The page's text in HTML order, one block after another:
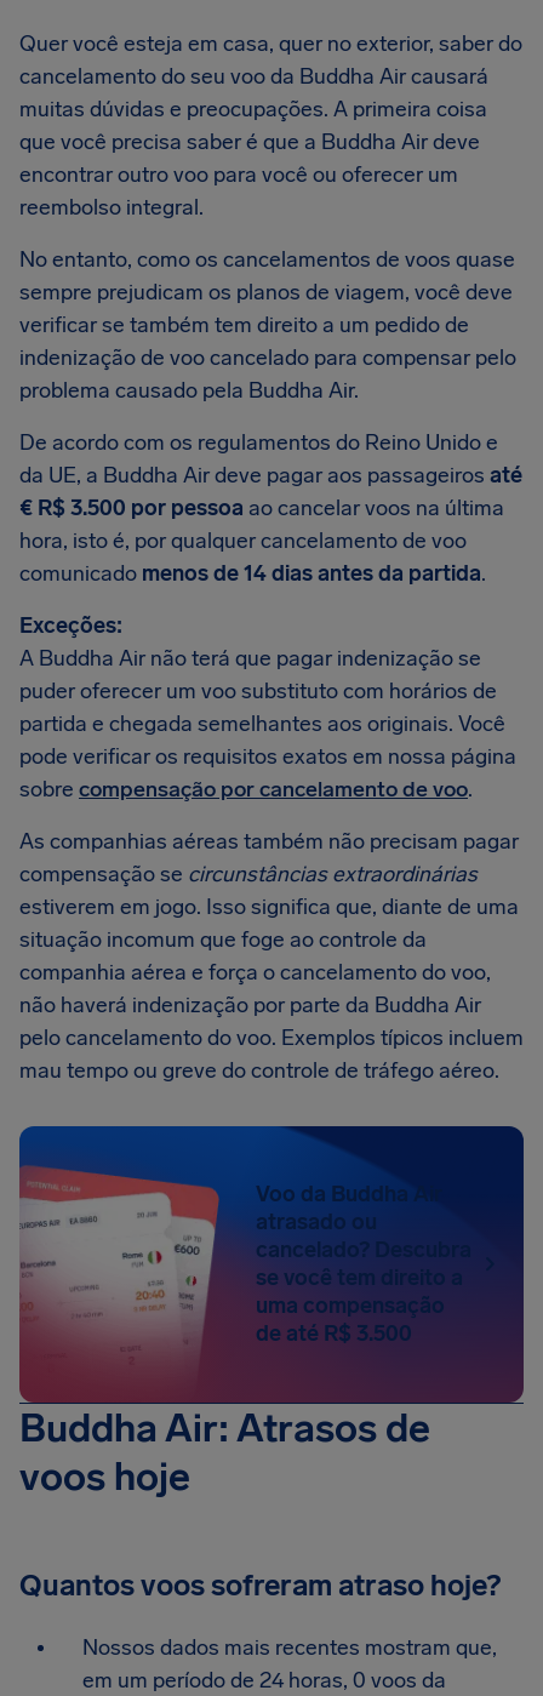
Quer você esteja em casa, quer no exterior, saber do
cancelamento do seu voo da Buddha Air causará
muitas dúvidas e preocupações. A primeira coisa
que você precisa saber é que a Buddha Air deve
encontrar outro voo para você ou oferecer um
reembolso integral.
No entanto, como os cancelamentos de voos quase
sempre prejudicam os planos de viagem, você deve
verificar se também tem direito a um pedido de
indenização de voo cancelado para compensar pelo
problema causado pela Buddha Air.
De acordo com os regulamentos do Reino Unido e
da UE, a Buddha Air deve pagar aos passageiros até
€ R$ 3.500 por pessoa ao cancelar voos na última
hora, isto é, por qualquer cancelamento de voo
comunicado menos de 14 dias antes da partida.
Exceções:
A Buddha Air não terá que pagar indenização se
puder oferecer um voo substituto com horários de
partida e chegada semelhantes aos originais. Você
pode verificar os requisitos exatos em nossa página
sobre compensação por cancelamento de voo.
As companhias aéreas também não precisam pagar
compensação se circunstâncias extraordinárias
estiverem em jogo. Isso significa que, diante de uma
situação incomum que foge ao controle da
companhia aérea e força o cancelamento do voo,
não haverá indenização por parte da Buddha Air
pelo cancelamento do voo. Exemplos típicos incluem
mau tempo ou greve do controle de tráfego aéreo.
Voo da Buddha Air
atrasado ou
cancelado? Descubra
se você tem direito a
uma compensação
de até R$ 3.500
Buddha Air: Atrasos de
voos hoje
Quantos voos sofreram atraso hoje?
Nossos dados mais recentes mostram que,
em um período de 24 horas, 0 voos da